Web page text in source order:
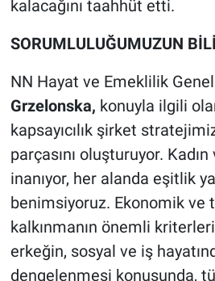
kalacağını taahhüt etti.
SORUMLULUĞUMUZUN
NN Hayat ve Emeklilik
Grzelonska, konuyla ilgili
kapsayıcılık şirket
parçasını oluşturuyor.
inanıyor, her alanda eşitlik
benimsiyoruz. Ekonomik ve
kalkınmanın önemli
erkeğin, sosyal ve iş
dengelenmesi konusunda,